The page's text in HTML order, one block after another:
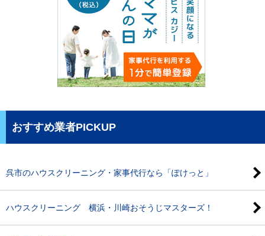
おすすめ業者PICKUP
呉市のハウスクリーニング・家事代行なら「ぽけっと」
ハウスクリーニング 横浜・川崎おそうじマスターズ！